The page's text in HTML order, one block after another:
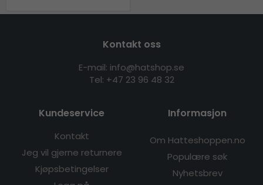
Kontakt oss
E-mail: info@hatshop.se
Tel: +47 23 96 48 32
Kundeservice
Kontakt
Jeg vil gjerne returnere
Kjøpsbetingelser
Informasjon
Om Hatteshoppen.no
Populære søk
Nyhetsbrev